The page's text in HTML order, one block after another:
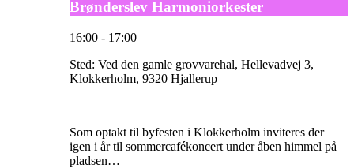
Brønderslev Harmoniorkester
16:00 - 17:00
Sted: Ved den gamle grovvarehal, Hellevadvej 3,
Klokkerholm, 9320 Hjallerup
Som optakt til byfesten i Klokkerholm inviteres der
igen i år til sommercafékoncert under åben himmel på
pladsen…